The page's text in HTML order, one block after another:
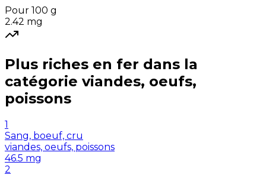
Pour 100 g
2.42 mg
Plus riches en fer dans la
catégorie viandes, oeufs,
poissons
1
Sang, boeuf, cru
viandes, oeufs, poissons
46.5 mg
2